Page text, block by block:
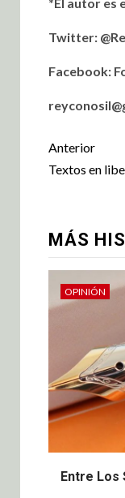
Twitter:
Facebook:
Anterior
Textos en
MÁS
OPINIÓN
Entre Los